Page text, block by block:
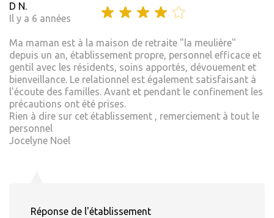
D N.
Il y a 6 années
Ma maman est à la maison de retraite "la meulière"
depuis un an, établissement propre, personnel efficace et
gentil avec les résidents, soins apportés, dévouement et
bienveillance. Le relationnel est également satisfaisant à
l'écoute des familles. Avant et pendant le confinement les
précautions ont été prises.
Rien à dire sur cet établissement , remerciement à tout le
personnel
Jocelyne Noel
Réponse de l'établissement